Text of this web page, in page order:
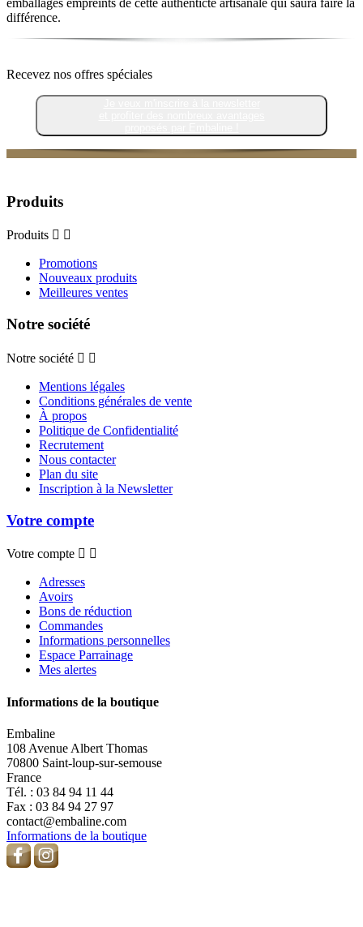
différence.
Recevez nos offres spéciales
Produits
Produits  
Promotions
Nouveaux produits
Meilleures ventes
Notre société
Notre société  
Mentions légales
Conditions générales de vente
À propos
Politique de Confidentialité
Recrutement
Nous contacter
Plan du site
Inscription à la Newsletter
Votre compte
Votre compte  
Adresses
Avoirs
Bons de réduction
Commandes
Informations personnelles
Espace Parrainage
Mes alertes
Informations de la boutique
Embaline
108 Avenue Albert Thomas
70800 Saint-loup-sur-semouse
France
Tél. : 03 84 94 11 44
Fax : 03 84 94 27 97
contact@embaline.com
Informations de la boutique